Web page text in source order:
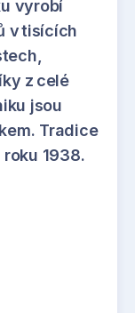
vyrobí
v tisících
z celé
jsou
Tradice
1938.